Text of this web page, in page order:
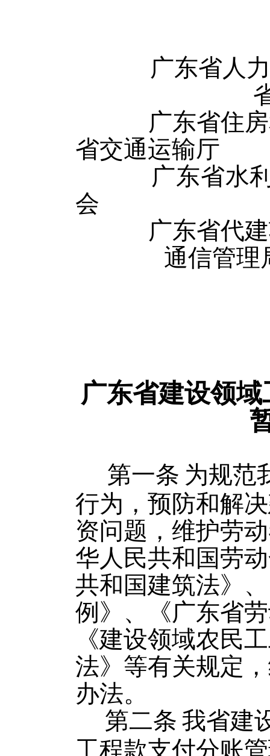
广东省人
广东省住
省交通运输厅
广东省
会
广东省代
通信管理
广东省建设领
第一条 为规范
行为，预防和解
资问题，维护劳
华人民共和国劳
共和国建筑法》
例》、《广东省
《建设领域农民
法》等有关规定
办法。
第二条 我省建
工程款支付分账